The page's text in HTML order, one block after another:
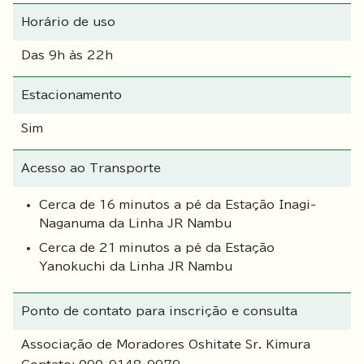
Horário de uso
Das 9h às 22h
Estacionamento
Sim
Acesso ao Transporte
Cerca de 16 minutos a pé da Estação Inagi-
Naganuma da Linha JR Nambu
Cerca de 21 minutos a pé da Estação
Yanokuchi da Linha JR Nambu
Ponto de contato para inscrição e consulta
Associação de Moradores Oshitate Sr. Kimura